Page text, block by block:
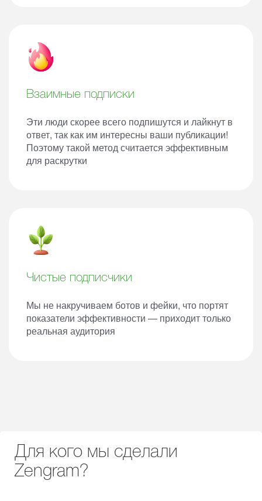
Взаимные подписки
Эти люди скорее всего подпишутся и лайкнут в
ответ, так как им интересны ваши публикации!
Поэтому такой метод считается эффективным
для раскрутки
Чистые подписчики
Мы не накручиваем ботов и фейки, что портят
показатели эффективности — приходит только
реальная аудитория
Для кого мы сделали
Zengram?